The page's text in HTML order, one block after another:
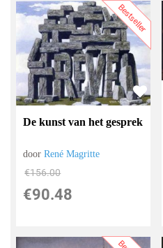
Bestseller
De kunst van het gesprek
doorRené Magritte
€156.00
€90.48